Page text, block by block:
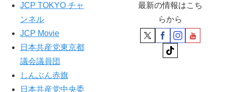
JCP TOKYO チャ
ンネル
JCP Movie
日本共産党東京都
議会議員団
しんぶん赤旗
日本共産党中央委
最新の情報はこち
らから